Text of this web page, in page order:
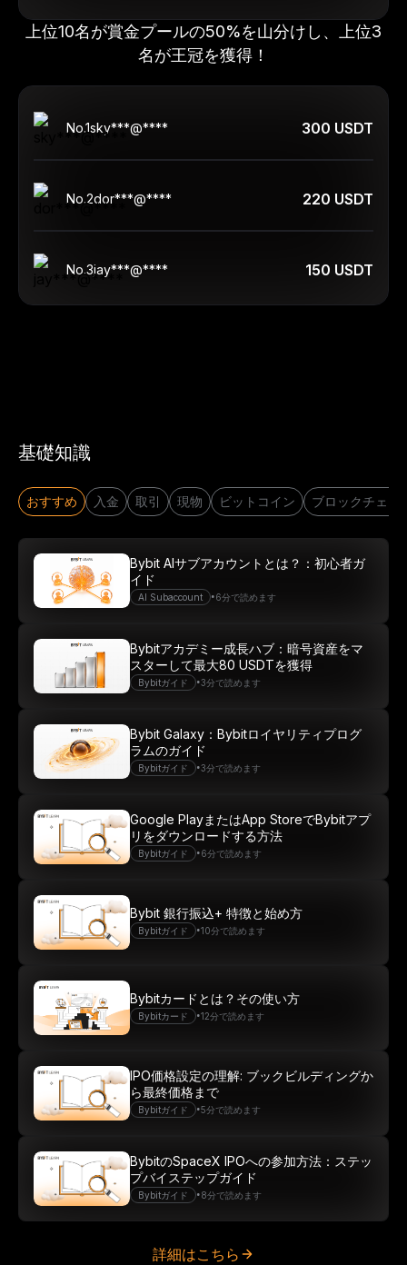
上位10名が賞金プールの50%を山分けし、上位3
名が王冠を獲得！
No.1sky***@**** 300 USDT
No.2dor***@**** 220 USDT
No.3jay***@**** 150 USDT
基礎知識
おすすめ 入金 取引 現物 ビットコイン ブロックチェー
AI Subaccount •6分で読めます
Bybit AIサブアカウントとは？：初心者ガ
イド
Bybitガイド •3分で読めます
Bybitアカデミー成長ハブ：暗号資産をマ
スターして最大80 USDTを獲得
Bybitガイド •3分で読めます
Bybit Galaxy：Bybitロイヤリティプログ
ラムのガイド
Bybitガイド •6分で読めます
Google PlayまたはApp StoreでBybitアプ
リをダウンロードする方法
Bybitガイド •10分で読めます
Bybit 銀行振込+ 特徴と始め方
Bybitカード •12分で読めます
Bybitカードとは？その使い方
Bybitガイド •5分で読めます
IPO価格設定の理解: ブックビルディングか
ら最終価格まで
Bybitガイド •8分で読めます
BybitのSpaceX IPOへの参加方法：ステッ
プバイステップガイド
詳細はこちら